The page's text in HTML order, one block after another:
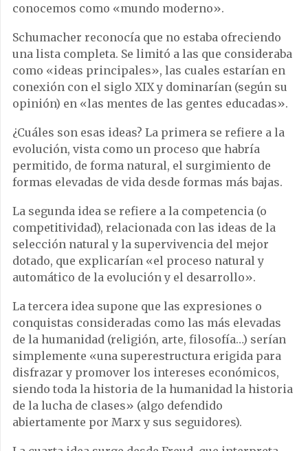
conocemos como «mundo moderno».
Schumacher reconocía que no estaba ofreciendo
una lista completa. Se limitó a las que consideraba
como «ideas principales», las cuales estarían en
conexión con el siglo XIX y dominarían (según su
opinión) en «las mentes de las gentes educadas».
¿Cuáles son esas ideas? La primera se refiere a la
evolución, vista como un proceso que habría
permitido, de forma natural, el surgimiento de
formas elevadas de vida desde formas más bajas.
La segunda idea se refiere a la competencia (o
competitividad), relacionada con las ideas de la
selección natural y la supervivencia del mejor
dotado, que explicarían «el proceso natural y
automático de la evolución y el desarrollo».
La tercera idea supone que las expresiones o
conquistas consideradas como las más elevadas
de la humanidad (religión, arte, filosofía…) serían
simplemente «una superestructura erigida para
disfrazar y promover los intereses económicos,
siendo toda la historia de la humanidad la historia
de la lucha de clases» (algo defendido
abiertamente por Marx y sus seguidores).